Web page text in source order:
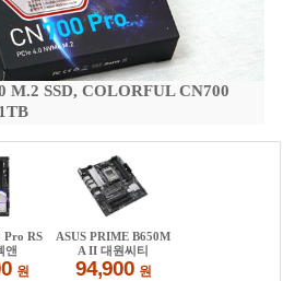
M.2 SSD, COLORFUL CN700